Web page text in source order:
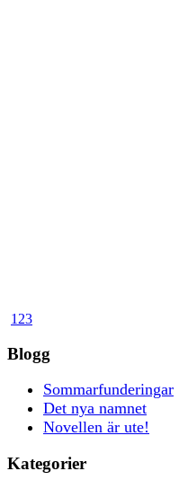
1 23
Blogg
Sommarfunderingar
Det nya namnet
Novellen är ute!
Kategorier